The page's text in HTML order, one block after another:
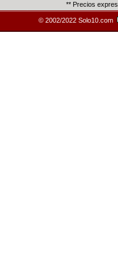
** Precios
© 2002/2022 Solo10.com